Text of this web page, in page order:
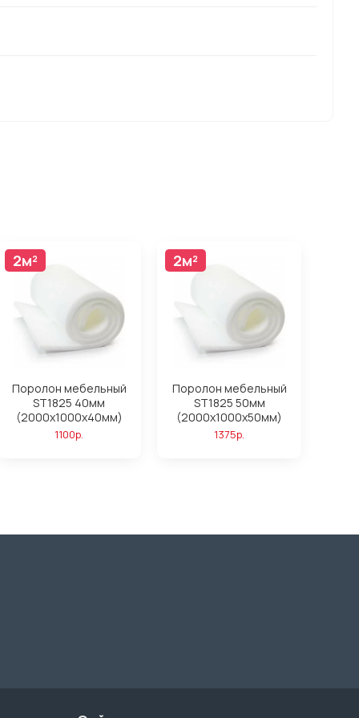
2м²
Поролон мебельный
ST1825 40мм
(2000x1000x40мм)
1100р.
2м²
Поролон мебельный
ST1825 50мм
(2000x1000x50мм)
1375р.